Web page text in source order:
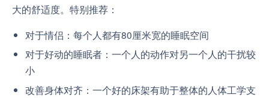
大的舒适度。特别推荐：
对于情侣：每个人都有80厘米宽的睡眠空间
对于好动的睡眠者：一个人的动作对另一个人的干扰较
小
改善身体对齐：一个好的床架有助于整体的人体工学支